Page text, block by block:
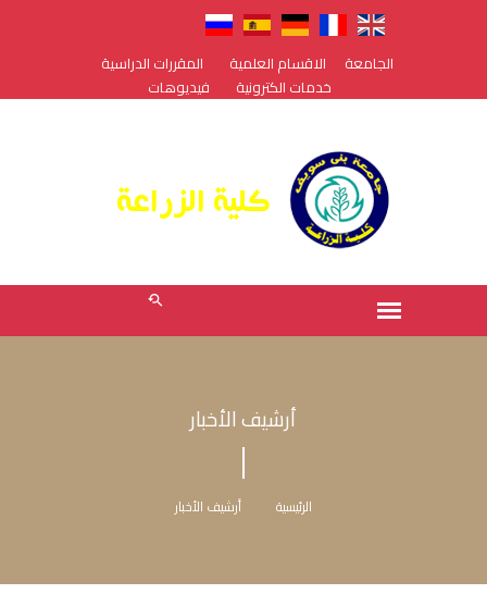
الجامعة الاقسام العلمية
المقررات الدراسية
خدمات الكترونية
فيديوهات
أرشيف الأخبار
الرئيسية أرشيف الأخبار